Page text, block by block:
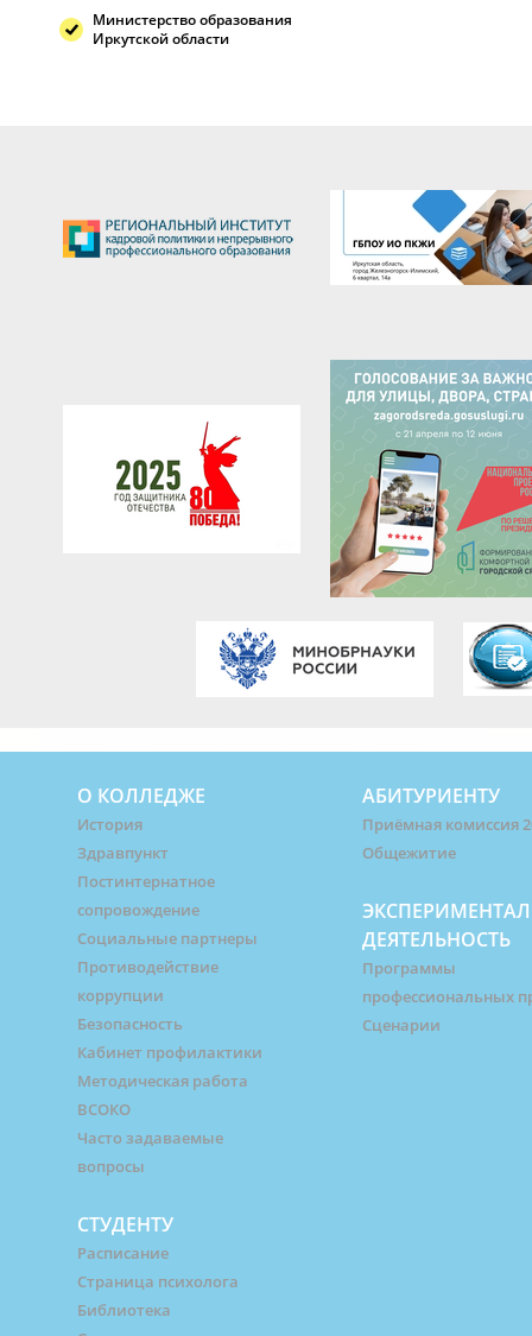
Министерство образования
Иркутской области
О КОЛЛЕДЖЕ
История
Здравпункт
Постинтернатное
сопровождение
Социальные партнеры
Противодействие
коррупции
Безопасность
Кабинет профилактики
Методическая работа
ВСОКО
Часто задаваемые
вопросы
СТУДЕНТУ
Расписание
Страница психолога
Библиотека
АБИТУРИЕНТУ
Приёмная комиссия
Общежитие
ДЕЯТЕЛЬНОСТЬ
Программы
профессиональных
Сценарии